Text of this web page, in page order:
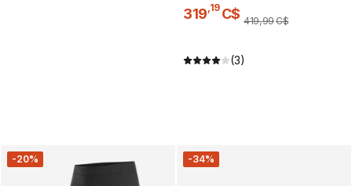
319 19 C$ 419,99C$
(3)
-20% -34%